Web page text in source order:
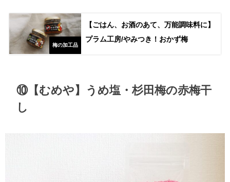
梅の加工品
【ごはん、お酒のあて、万能調味料に】
プラム工房/やみつき！おかず梅
⑩【むめや】うめ塩・杉田梅の赤梅干
し